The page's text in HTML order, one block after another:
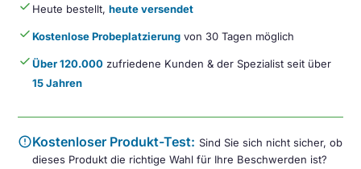
done Heute bestellt,heute versendet
doneKostenlose Probeplatzierung von 30 Tagen möglich
doneÜber 120.000 zufriedene Kunden & der Spezialist seit über
15 Jahren
errorKostenloser Produkt-Test: Sind Sie sich nicht sicher, ob
dieses Produkt die richtige Wahl für Ihre Beschwerden ist?